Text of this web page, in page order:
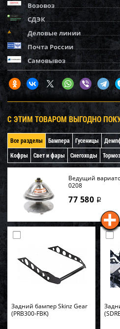
Возовоз
СДЭК
Деловые линии
Почта России
Самовывоз
С ЭТИМ ТОВАРОМ ВЫГОДНО
Все разделы Бампера Гусеницы
Кофры
Свет и фары Снегоходы
Ведущий
0208
77 580 i
Задний бампер Skinz Gear
(PRB300-FBK)